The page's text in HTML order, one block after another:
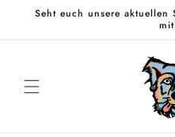
zum
Seht euch unsere